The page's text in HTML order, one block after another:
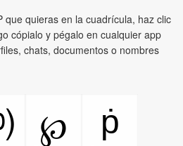
que quieras en la cuadrícula, haz clic
cópialo y pégalo en cualquier app
chats, documentos o nombres
℘
ṗ